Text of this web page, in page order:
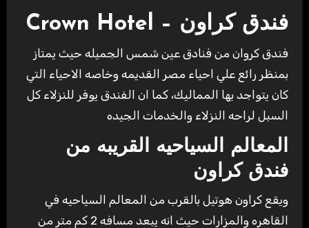
فندق كراون – Crown Hotel
فندق كروان من فنادق عين شمس الجميله حيث يمتاز
بمنظر رائع علي احياء مصر القديمه وخاصه الاحياء التي
كان يتواجد بها المماليك، كما ان الفندق يوفر للنزلاء كل
السبل لراحه النزلاء والخدمات الجيده
المعالم السياحيه القريبه من
فندق كراون
ويقع كراون هوتيل بالقرب من المعالم السياحيه في
القاهره والمزارات حيث انه يبعد مسافه 2 كم متر من